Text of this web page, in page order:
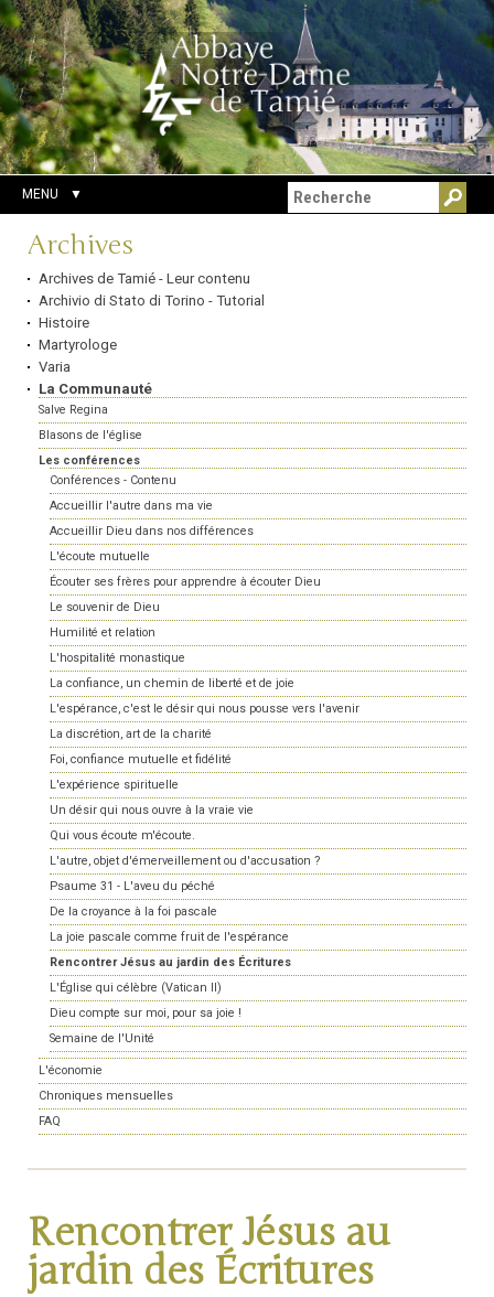
Aller
au
contenu.
|
Aller
à
la
navigation
Outils
personnels
Chercher par
Recherche
avancée…
MENU
Navigation
Archives
Archives de Tamié - Leur contenu
Archivio di Stato di Torino - Tutorial
Histoire
Martyrologe
Varia
La Communauté
Salve Regina
Blasons de l'église
Les conférences
Conférences - Contenu
Accueillir l'autre dans ma vie
Accueillir Dieu dans nos différences
L'écoute mutuelle
Écouter ses frères pour apprendre à écouter Dieu
Le souvenir de Dieu
Humilité et relation
L'hospitalité monastique
La confiance, un chemin de liberté et de joie
L'espérance, c'est le désir qui nous pousse vers l'avenir
La discrétion, art de la charité
Foi, confiance mutuelle et fidélité
L'expérience spirituelle
Un désir qui nous ouvre à la vraie vie
Qui vous écoute m'écoute.
L'autre, objet d'émerveillement ou d'accusation ?
Psaume 31 - L'aveu du péché
De la croyance à la foi pascale
La joie pascale comme fruit de l'espérance
Rencontrer Jésus au jardin des Écritures
L'Église qui célèbre (Vatican II)
Dieu compte sur moi, pour sa joie !
Semaine de l'Unité
L'économie
Chroniques mensuelles
FAQ
Rencontrer Jésus au
jardin des Écritures